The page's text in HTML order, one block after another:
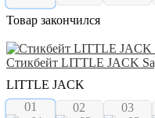
Товар закончился
Стикбейт LITTLE JACK
LITTLE JACK
01 02 03